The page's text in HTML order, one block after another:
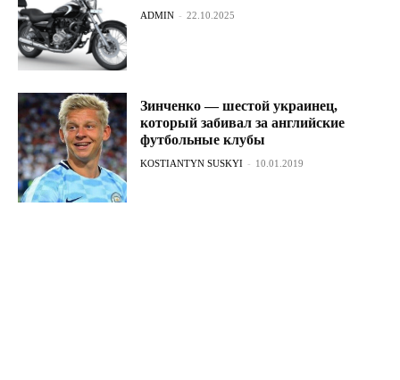
ADMIN - 22.10.2025
Зинченко — шестой украинец,
который забивал за английские
футбольные клубы
KOSTIANTYN SUSKYI - 10.01.2019